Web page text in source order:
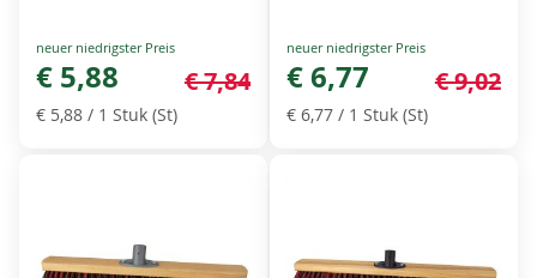
Special
Price
€ 5,88 € 7,84
€ 5,88 / 1 Stuk (St)
Special
Price
€ 6,77 € 9,02
€ 6,77 / 1 Stuk (St)